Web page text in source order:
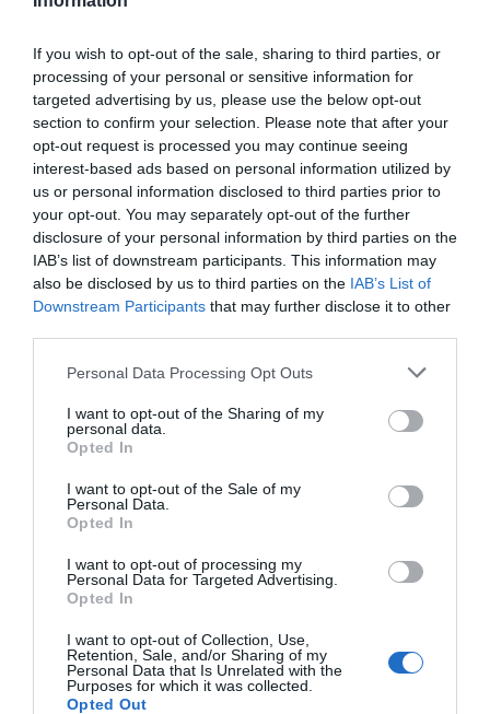
If you wish to opt-out of the sale, sharing to third parties, or
processing of your personal or sensitive information for
targeted advertising by us, please use the below opt-out
section to confirm your selection. Please note that after your
opt-out request is processed you may continue seeing
interest-based ads based on personal information utilized by
us or personal information disclosed to third parties prior to
your opt-out. You may separately opt-out of the further
disclosure of your personal information by third parties on the
IAB’s list of downstream participants. This information may
also be disclosed by us to third parties on the IAB’s List of
Downstream Participants that may further disclose it to other
Please note that this website/app uses one or more Google
not limited to your visit or usage behaviour. You may click to
grant or deny consent to Google and its third-party tags to
use your data for below specified purposes in below Google
consent section.
Personal Data Processing Opt Outs
I want to opt-out of the Sharing of my
personal data.
Opted In
I want to opt-out of the Sale of my
Personal Data.
Opted In
I want to opt-out of processing my
Personal Data for Targeted Advertising.
Opted In
I want to opt-out of Collection, Use,
Retention, Sale, and/or Sharing of my
Personal Data that Is Unrelated with the
Purposes for which it was collected.
Opted Out
υδράργυρος στην Εύβοια!
Επιμένουν τα μποφόρ
06.08.2026 | 08:15
Δύσκολες οι επόμενες ώρες στην
Εύβοια: Δείτε τι ανακοινώθηκε –
Προσοχή
06.08.2026 | 08:00
Ενισχύεται το ΕΚΑΒ Μαντουδίου
με δύο ακόμη μόνιμους διασώστες
– Νέο ασθενοφόρο στον τομέα
05.08.2026 | 22:00
Κοριτσάκι βρέθηκε μόνο στους
δρόμους – Χειροπέδες στον
25χρονο πατέρα του
05.08.2026 | 21:40
Απάτη-σοκ στην Εύβοια: «Βγάλτε
τα χρυσαφικά στο μπαλκόνι» –
05.08.2026 | 21:20
κάνει τετραπλή προσπέραση
πάνω σε στροφή (βίντεο)
05.08.2026 | 21:00
Μεταμόρφωση του
Σωτήρος: Η γιορτή που
θα θυμίζει πάντα την
καταστροφική φωτιά
στη Βόρεια Εύβοια
Στα «κάγκελα» οι
δάσκαλοι για τους
διορισμούς: «Η Εύβοια
δεν μπορεί να
παραμένει αόρατη»
Καλοκαίρι στην Εύβοια:
Πώς οι νέοι γέμισαν με
κόσμο και φέτος το
Χωρίς νερό σήμερα
αυτές οι περιοχές της